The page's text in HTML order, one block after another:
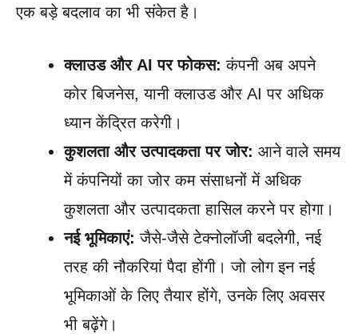
एक बड़े बदलाव का भी संकेत है।
क्लाउड और AI पर फोकस: कंपनी अब अपने
कोर बिजनेस, यानी क्लाउड और AI पर अधिक
ध्यान केंद्रित करेगी।
कुशलता और उत्पादकता पर जोर: आने वाले समय
में कंपनियों का जोर कम संसाधनों में अधिक
कुशलता और उत्पादकता हासिल करने पर होगा।
नई भूमिकाएं: जैसे-जैसे टेक्नोलॉजी बदलेगी, नई
तरह की नौकरियां पैदा होंगी। जो लोग इन नई
भूमिकाओं के लिए तैयार होंगे, उनके लिए अवसर
भी बढ़ेंगे।